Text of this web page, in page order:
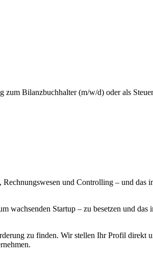
Bilanzbuchhalter (m/w/d) oder als
und Controlling – und das
wachsenden Startup – zu besetzen und
zu finden. Wir stellen Ihr Profil direkt